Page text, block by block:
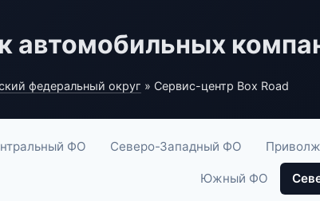
автомобильных
федеральный округ » Сервис-центр Box Road
ФО Северо-Западный ФО
Южный ФО